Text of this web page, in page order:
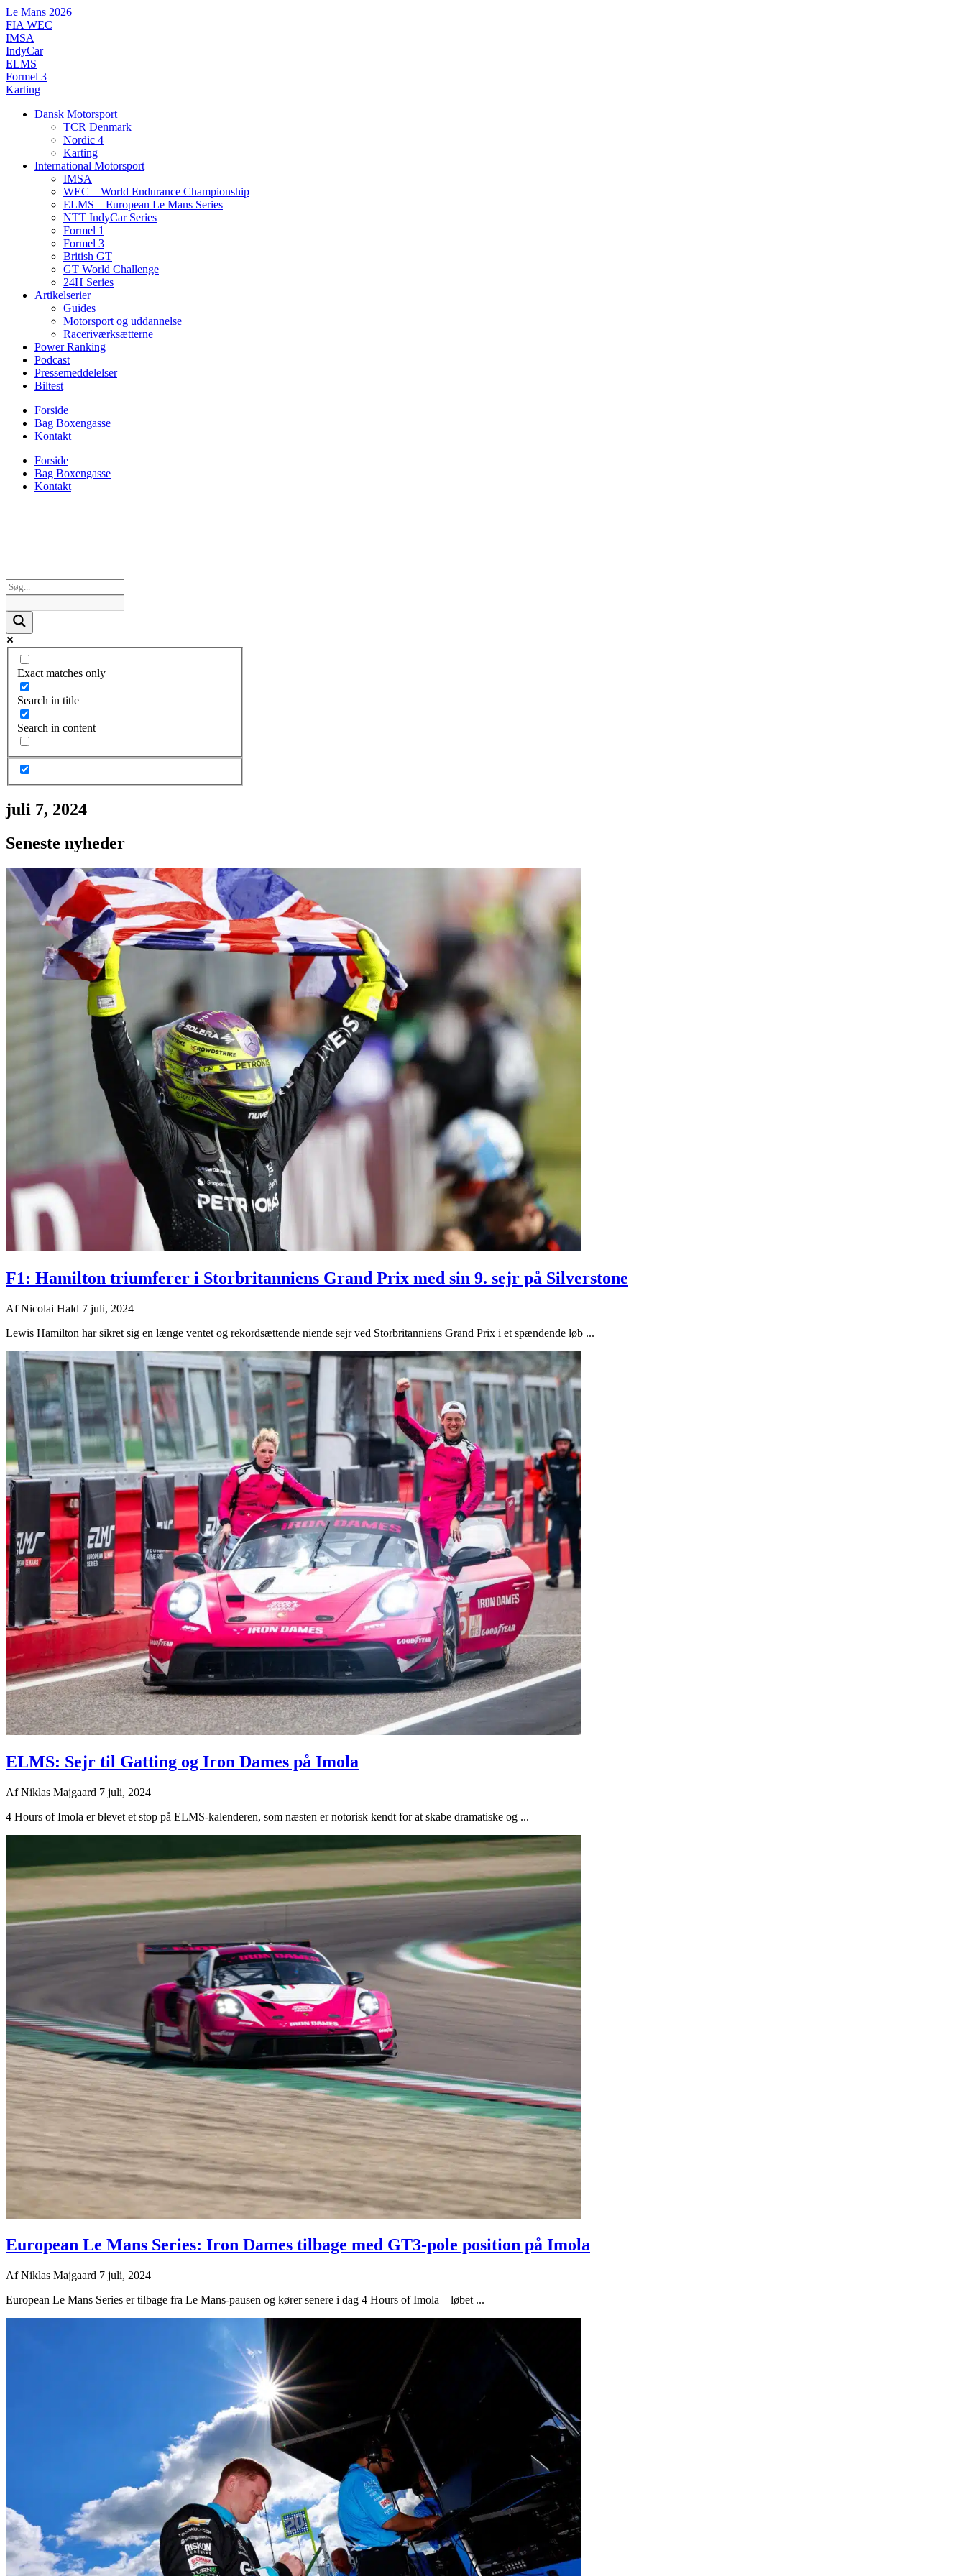
Videre
til
indhold
Le Mans 2026
FIA WEC
IMSA
IndyCar
ELMS
Formel 3
Karting
Dansk Motorsport
TCR Denmark
Nordic 4
Karting
International Motorsport
IMSA
WEC – World Endurance Championship
ELMS – European Le Mans Series
NTT IndyCar Series
Formel 1
Formel 3
British GT
GT World Challenge
24H Series
Artikelserier
Guides
Motorsport og uddannelse
Raceriværksætterne
Power Ranking
Podcast
Pressemeddelelser
Biltest
Forside
Bag Boxengasse
Kontakt
Forside
Bag Boxengasse
Kontakt
Exact matches only
Search in title
Search in content
juli 7, 2024
Seneste nyheder
F1: Hamilton triumferer i Storbritanniens Grand Prix med sin 9. sejr på Silverstone
AfNicolai Hald 7 juli, 2024
Lewis Hamilton har sikret sig en længe ventet og rekordsættende niende sejr ved Storbritanniens Grand Prix i et spændende løb ...
ELMS: Sejr til Gatting og Iron Dames på Imola
AfNiklas Majgaard 7 juli, 2024
4 Hours of Imola er blevet et stop på ELMS-kalenderen, som næsten er notorisk kendt for at skabe dramatiske og ...
European Le Mans Series: Iron Dames tilbage med GT3-pole position på Imola
AfNiklas Majgaard 7 juli, 2024
European Le Mans Series er tilbage fra Le Mans-pausen og kører senere i dag 4 Hours of Imola – løbet ...